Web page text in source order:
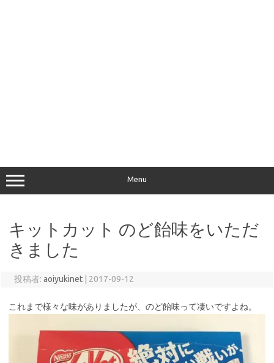
Menu
キットカット のど飴味をいただ
きました
投稿者: aoiyukinet 2017-09-12
これまで様々な味がありましたが、のど飴味って凄いですよね。